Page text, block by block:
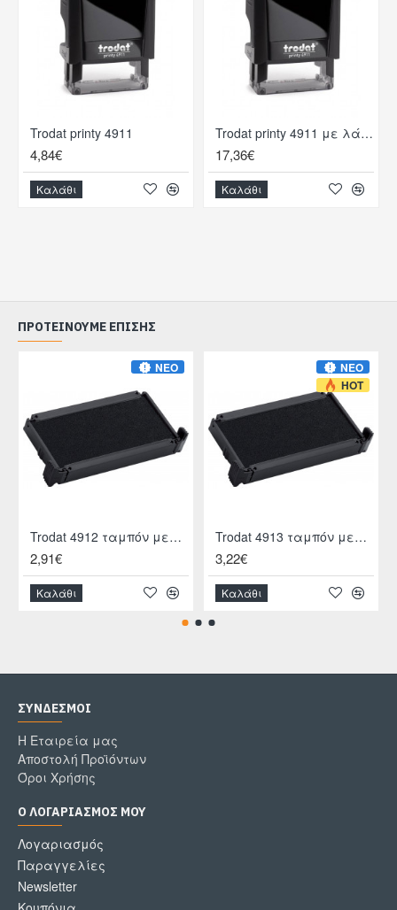
Trodat printy 4911
4,84€
Καλάθι
Trodat printy 4911 με λάστιχο
17,36€
Καλάθι
ΠΡΟΤΕΊΝΟΥΜΕ ΕΠΊΣΗΣ
ΝΈΟ
Trodat 4912 ταμπόν μελανιού
2,91€
Καλάθι
ΝΈΟ
HOT
Trodat 4913 ταμπόν μελανιού
3,22€
Καλάθι
ΣΎΝΔΕΣΜΟΙ
Η Εταιρεία μας
Αποστολή Προϊόντων
Όροι Χρήσης
Ο ΛΟΓΑΡΙΑΣΜΌΣ ΜΟΥ
Λογαριασμός
Παραγγελίες
Newsletter